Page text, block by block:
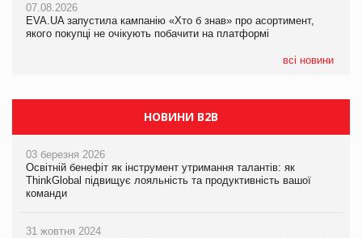
07.08.2026
EVA.UA запустила кампанію «Хто б знав» про асортимент,
якого покупці не очікують побачити на платформі
всі новини
07.08.2026
EVA.UA запустила кампанію «Хто б знав» про асортимент,
якого покупці не очікують побачити на платформі
НОВИНИ B2B
03 березня 2026
Освітній бенефіт як інструмент утримання талантів: як
ThinkGlobal підвищує лояльність та продуктивність вашої
команди
31 жовтня 2024